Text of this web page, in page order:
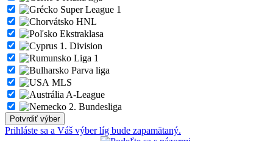
Super League 1
HNL
Ekstraklasa
1. Division
Liga 1
Parva liga
MLS
A-League
2. Bundesliga
Prihláste sa a Váš výber líg bude zapamätaný.